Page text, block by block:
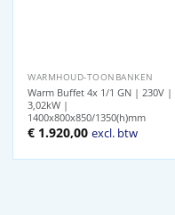
WARMHOUD-TOONBANKEN
Warm Buffet 4x 1/1 GN | 230V |
3,02kW |
1400x800x850/1350(h)mm
€ 1.920,00 excl. btw